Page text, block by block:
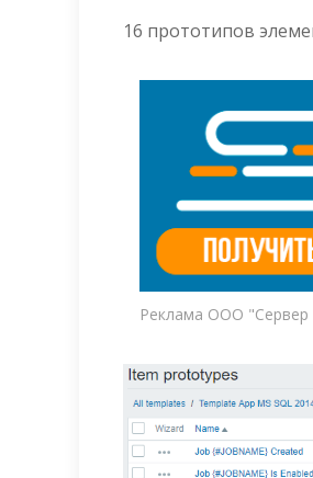
16 прототипов
Реклама ООО